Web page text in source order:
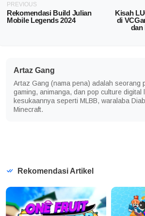
PREVIOUS
Rekomendasi Build Julian
Mobile Legends 2024
Kisah
di
dan
Artaz Gang
Artaz Gang (nama pena) adalah seorang
gaming, animanga, dan pop culture digital
kesukaannya seperti MLBB, waralaba
Minecraft.
Rekomendasi Artikel